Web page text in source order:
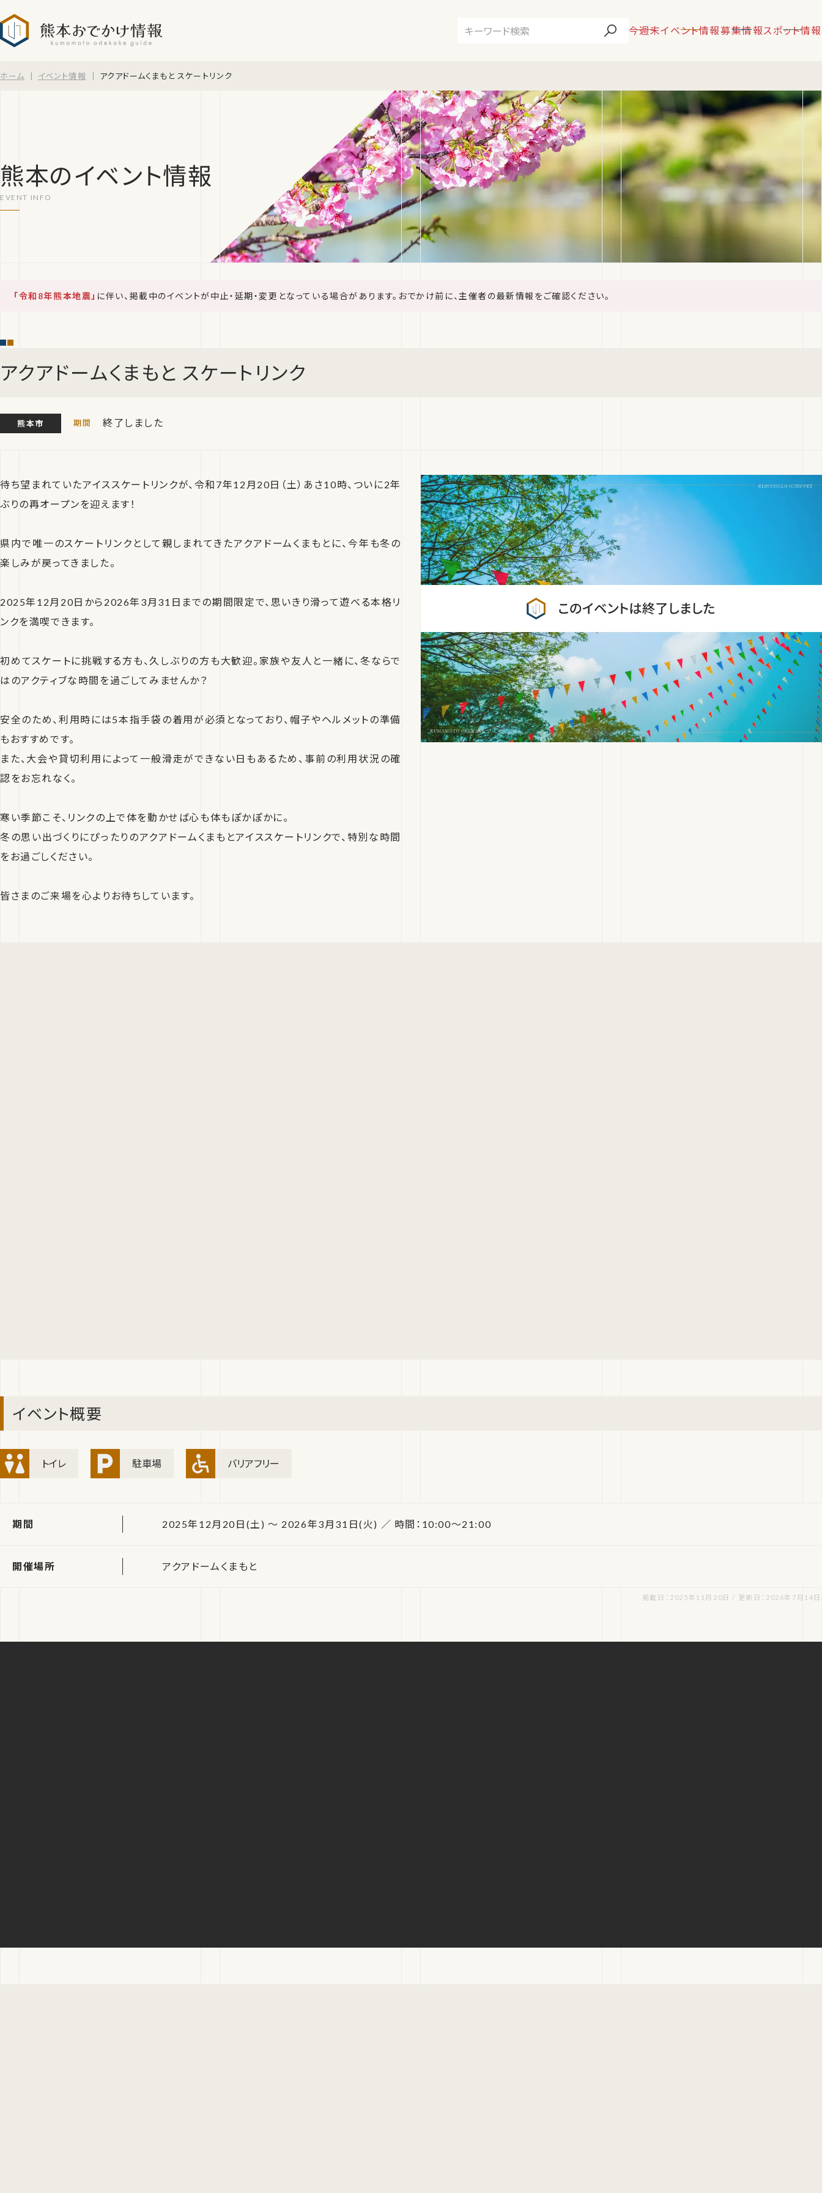
今週末イベント情報募集情報スポット情報
ホーム イベント情報 アクアドームくまもと スケートリンク
熊本のイベント情報
「令和8年熊本地震」 に伴い、掲載中のイベントが中止・延期・変更となっている場合があります。おでかけ前に、主催者の最新情報をご確認ください。
アクアドームくまもと スケートリンク
熊本市 終了しました
待ち望まれていたアイススケートリンクが、令和7年12月20日（土）あさ10時、ついに2年
ぶりの再オープンを迎えます！
県内で唯一のスケートリンクとして親しまれてきたアクアドームくまもとに、今年も冬の
楽しみが戻ってきました。
2025年12月20日から2026年3月31日までの期間限定で、思いきり滑って遊べる本格リ
ンクを満喫できます。
初めてスケートに挑戦する方も、久しぶりの方も大歓迎。家族や友人と一緒に、冬ならで
はのアクティブな時間を過ごしてみませんか？
安全のため、利用時には5本指手袋の着用が必須となっており、帽子やヘルメットの準備
もおすすめです。
また、大会や貸切利用によって一般滑走ができない日もあるため、事前の利用状況の確
認をお忘れなく。
寒い季節こそ、リンクの上で体を動かせば心も体もぽかぽかに。
冬の思い出づくりにぴったりのアクアドームくまもとアイススケートリンクで、特別な時間
をお過ごしください。
皆さまのご来場を心よりお待ちしています。
イベント概要
トイレ 駐車場 バリアフリー
期間 2025年12月20日(土) ～ 2026年3月31日(火) ／ 時間：10:00～21:00
開催場所 アクアドームくまもと
掲載日：2025年11月20日 / 更新日：2026年7月14日